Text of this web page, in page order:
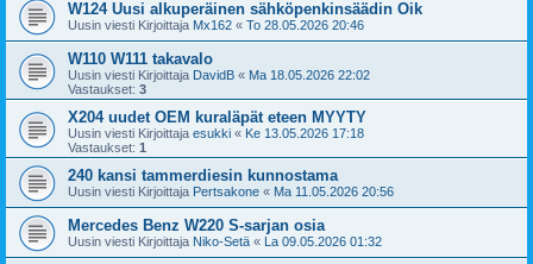
W124 Uusi alkuperäinen sähköpenkinsäädin Oik
Uusin viesti Kirjoittaja Mx162 « To 28.05.2026 20:46
W110 W111 takavalo
Uusin viesti Kirjoittaja DavidB « Ma 18.05.2026 22:02
Vastaukset: 3
X204 uudet OEM kuraläpät eteen MYYTY
Uusin viesti Kirjoittaja esukki « Ke 13.05.2026 17:18
Vastaukset: 1
240 kansi tammerdiesin kunnostama
Uusin viesti Kirjoittaja Pertsakone « Ma 11.05.2026 20:56
Mercedes Benz W220 S-sarjan osia
Uusin viesti Kirjoittaja Niko-Setä « La 09.05.2026 01:32